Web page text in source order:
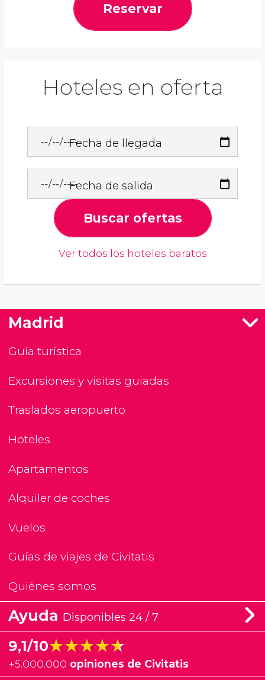
Reservar
Hoteles en oferta
Fecha de llegada
Fecha de salida
Buscar ofertas
Ver todos los hoteles baratos
Madrid
Guía turística
Excursiones y visitas guiadas
Traslados aeropuerto
Hoteles
Apartamentos
Alquiler de coches
Vuelos
Guías de viajes de Civitatis
Quiénes somos
Ayuda Disponibles 24 / 7
9,1/10★★★★★
★★★★★
+5.000.000 opiniones de Civitatis